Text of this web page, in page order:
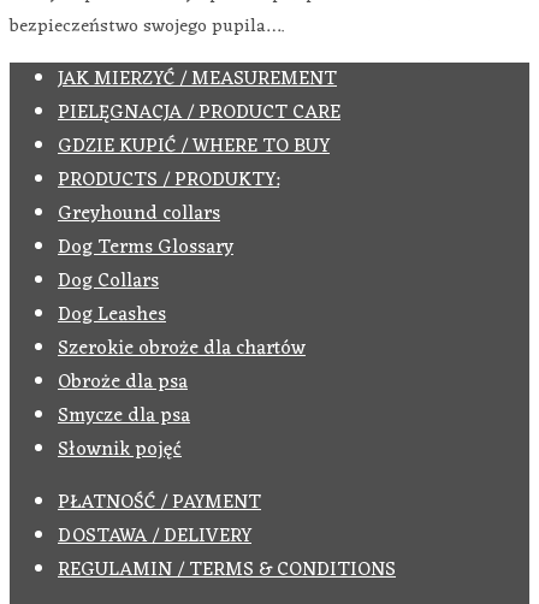
bezpieczeństwo swojego pupila….
JAK MIERZYĆ / MEASUREMENT
PIELĘGNACJA / PRODUCT CARE
GDZIE KUPIĆ / WHERE TO BUY
PRODUCTS / PRODUKTY:
Greyhound collars
Dog Terms Glossary
Dog Collars
Dog Leashes
Szerokie obroże dla chartów
Obroże dla psa
Smycze dla psa
Słownik pojęć
PŁATNOŚĆ / PAYMENT
DOSTAWA / DELIVERY
REGULAMIN / TERMS & CONDITIONS